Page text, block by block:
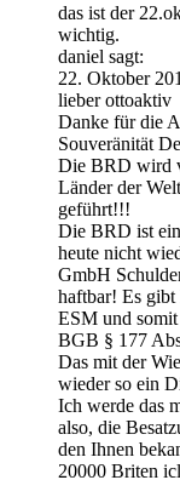
das ist der
wichtig.
daniel sagt:
22. Oktober
lieber ottoaktiv
Danke für die
Souveränität
Die BRD wird
Länder der
geführt!!!
Die BRD ist
heute nicht
GmbH
haftbar! Es gibt
ESM und
BGB § 177
Das mit der
wieder so ein
Ich werde das
also, die
den Ihnen
20000 Briten